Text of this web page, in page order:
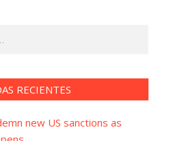
RECIENTES
new US sanctions as